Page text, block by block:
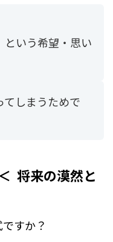
いう希望・思い
しまうためで
将来の漠然と
すか？